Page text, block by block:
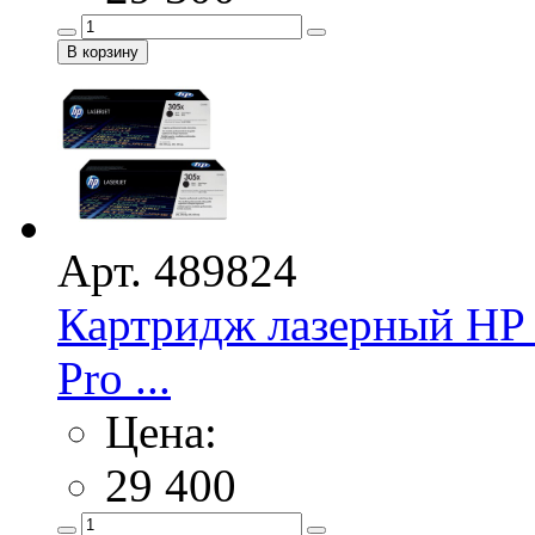
Арт. 489824
Картридж лазерный
Pro ...
Цена:
29 400